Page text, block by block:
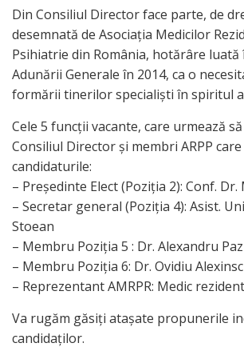
Din Consiliul Director face parte, de
desemnată de Asociația Medicilor
Psihiatrie din România, hotărâre luată
Adunării Generale în 2014, ca o
formării tinerilor specialiști în spiritul
Cele 5 funcții vacante, care urmează
Consiliul Director și membri ARPP
candidaturile:
– Președinte Elect (Poziția 2): Conf. Dr.
– Secretar general (Poziția 4): Asist.
Stoean
– Membru Poziția 5 : Dr. Alexandru
– Membru Poziția 6: Dr. Ovidiu
– Reprezentant AMRPR: Medic
Va rugăm găsiți atașate propunerile
candidaților.